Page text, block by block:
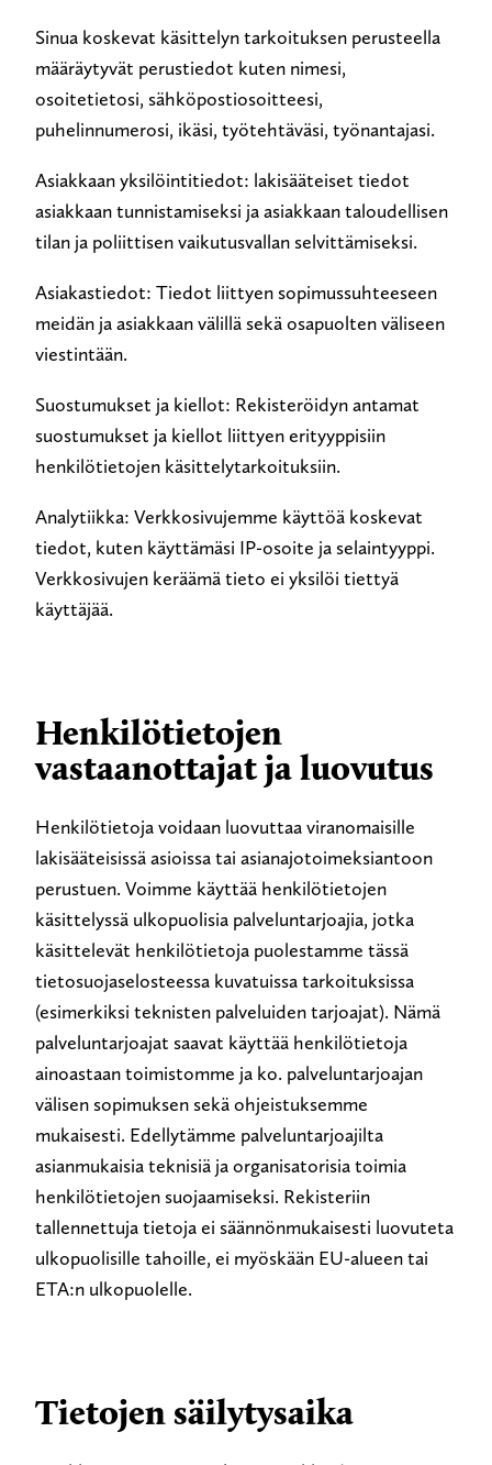
Sinua koskevat käsittelyn tarkoituksen perusteella
määräytyvät perustiedot kuten nimesi,
osoitetietosi, sähköpostiosoitteesi,
puhelinnumerosi, ikäsi, työtehtäväsi, työnantajasi.
Asiakkaan yksilöintitiedot: lakisääteiset tiedot
asiakkaan tunnistamiseksi ja asiakkaan taloudellisen
tilan ja poliittisen vaikutusvallan selvittämiseksi.
Asiakastiedot: Tiedot liittyen sopimussuhteeseen
meidän ja asiakkaan välillä sekä osapuolten väliseen
viestintään.
Suostumukset ja kiellot: Rekisteröidyn antamat
suostumukset ja kiellot liittyen erityyppisiin
henkilötietojen käsittelytarkoituksiin.
Analytiikka: Verkkosivujemme käyttöä koskevat
tiedot, kuten käyttämäsi IP-osoite ja selaintyyppi.
Verkkosivujen keräämä tieto ei yksilöi tiettyä
käyttäjää.
Henkilötietojen
vastaanottajat ja luovutus
Henkilötietoja voidaan luovuttaa viranomaisille
lakisääteisissä asioissa tai asianajotoimeksiantoon
perustuen. Voimme käyttää henkilötietojen
käsittelyssä ulkopuolisia palveluntarjoajia, jotka
käsittelevät henkilötietoja puolestamme tässä
tietosuojaselosteessa kuvatuissa tarkoituksissa
(esimerkiksi teknisten palveluiden tarjoajat). Nämä
palveluntarjoajat saavat käyttää henkilötietoja
ainoastaan toimistomme ja ko. palveluntarjoajan
välisen sopimuksen sekä ohjeistuksemme
mukaisesti. Edellytämme palveluntarjoajilta
asianmukaisia teknisiä ja organisatorisia toimia
henkilötietojen suojaamiseksi. Rekisteriin
tallennettuja tietoja ei säännönmukaisesti luovuteta
ulkopuolisille tahoille, ei myöskään EU-alueen tai
ETA:n ulkopuolelle.
Tietojen säilytysaika